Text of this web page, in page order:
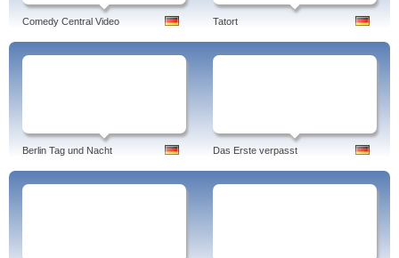
Comedy Central Video Tatort
Berlin Tag und Nacht Das Erste verpasst